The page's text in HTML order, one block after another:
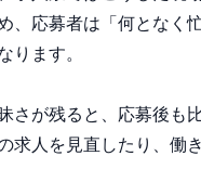
、応募者は「何となく
ります。
さが残ると、応募後も
求人を見直したり、働